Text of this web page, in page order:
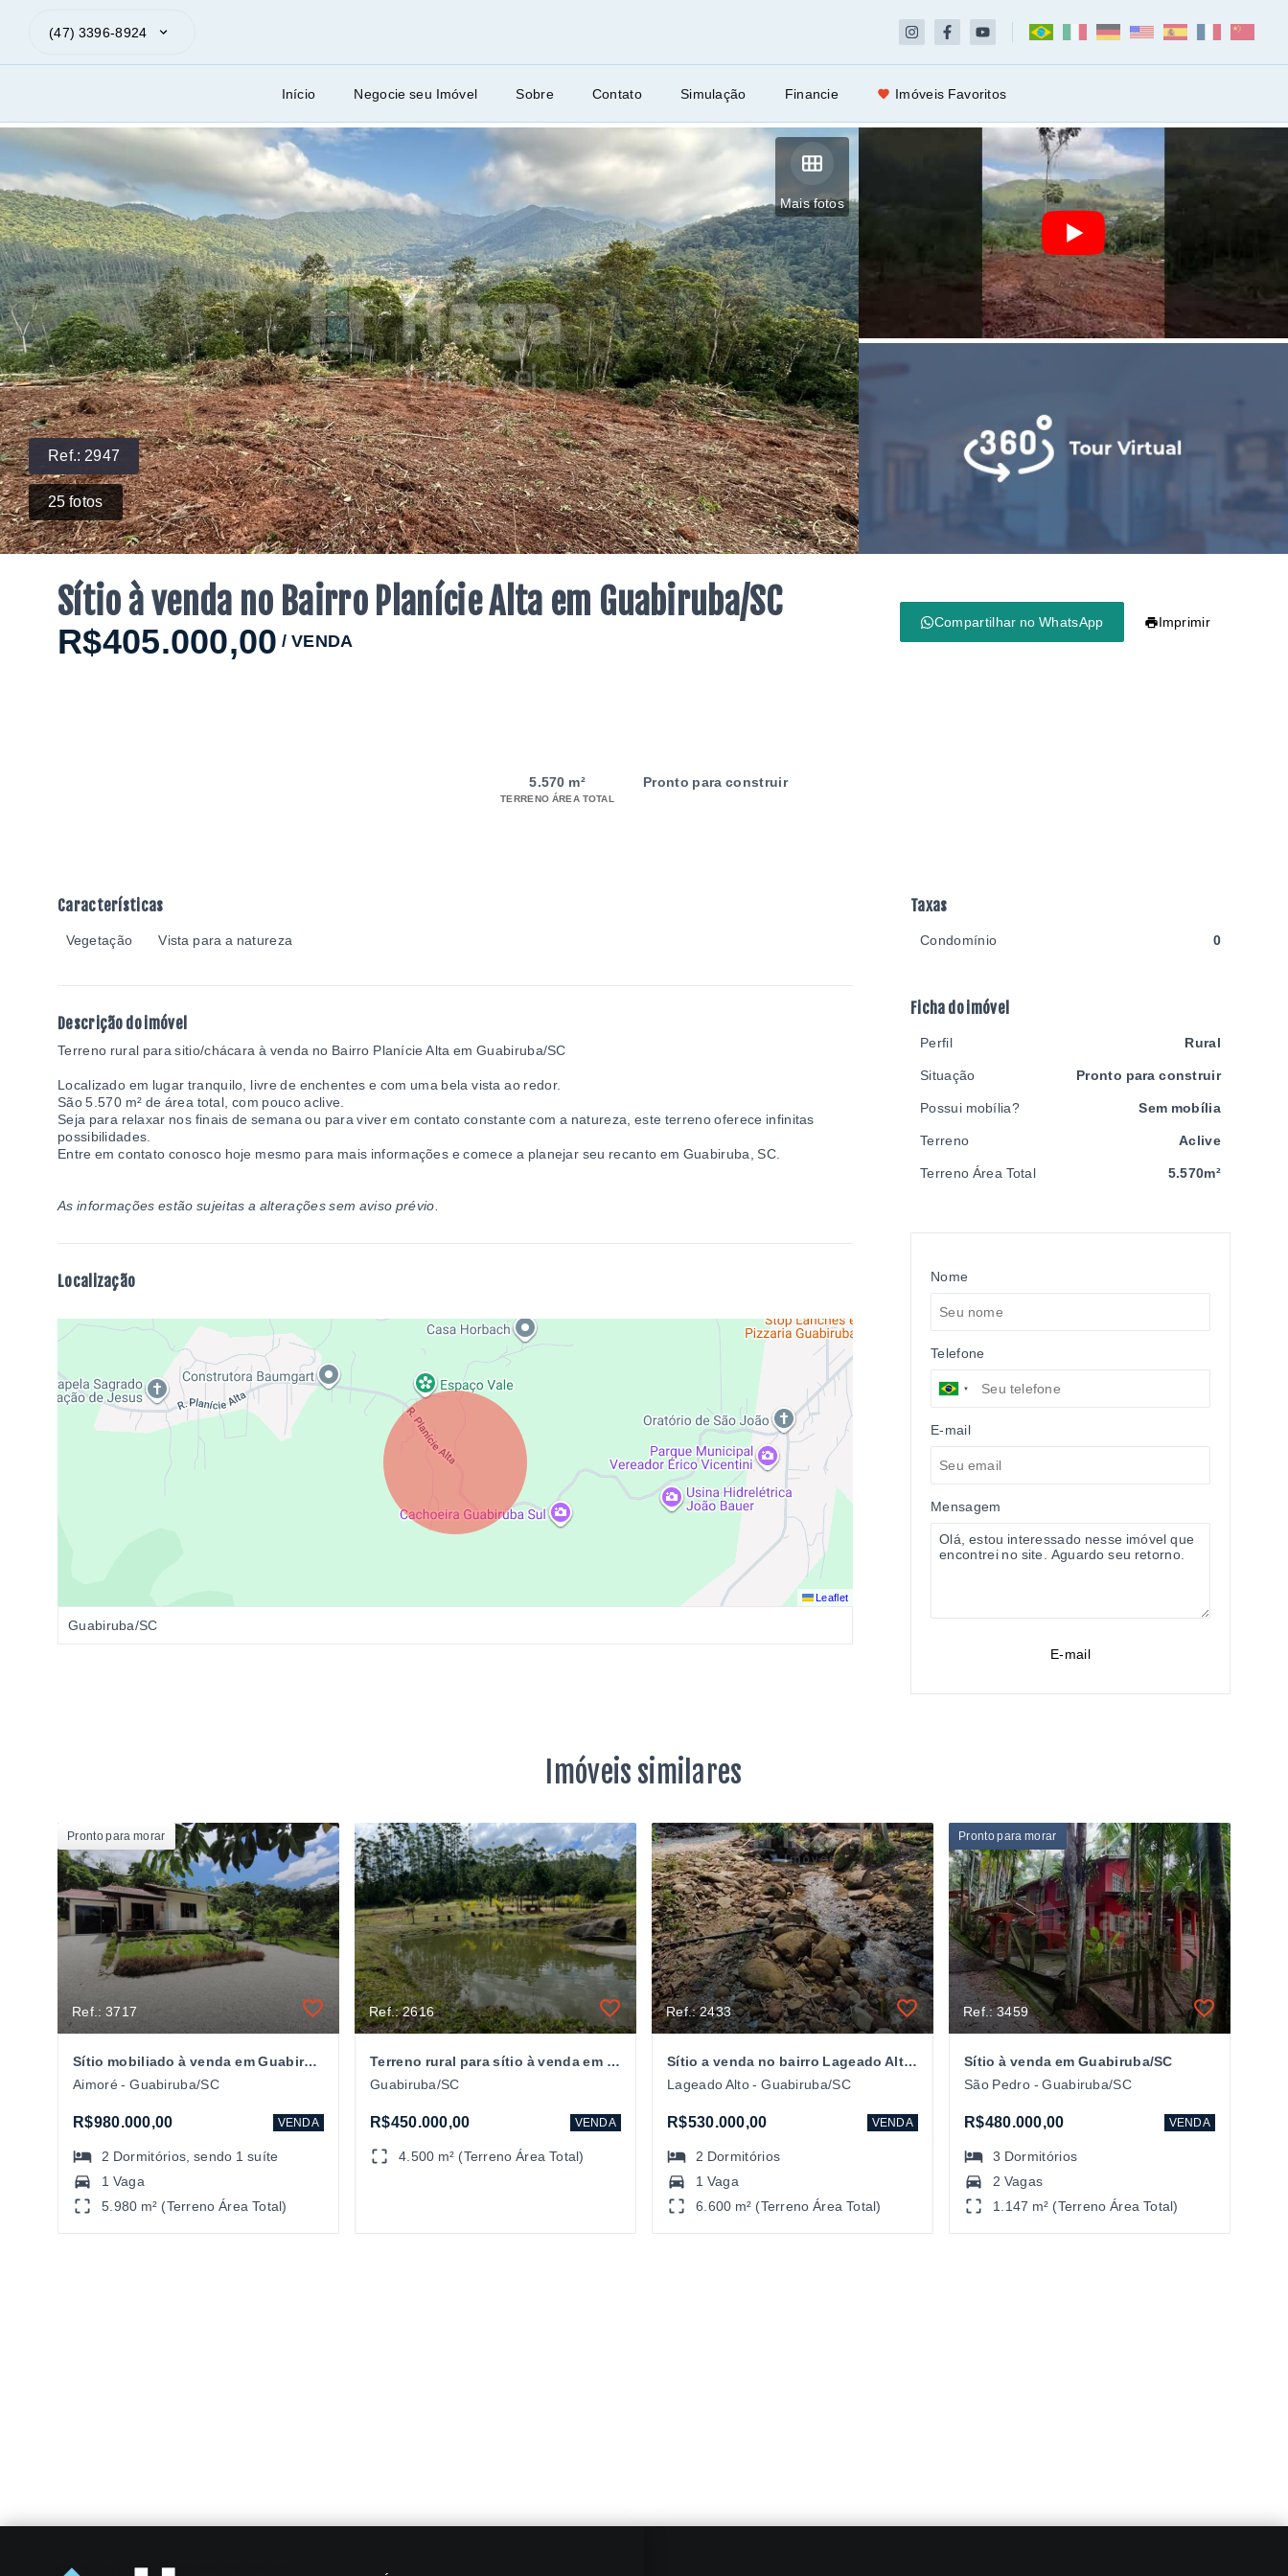
(47) 3396-8924
Início Negocie seu Imóvel Sobre Contato Simulação Financie Imóveis Favoritos
Ref.: 2947
25fotos
Mais fotos
Sítio à venda no Bairro Planície Alta em Guabiruba/SC
R$405.000,00 /VENDA
Compartilhar no WhatsApp Imprimir
5.570 m²
TERRENO ÁREA TOTAL
Pronto para construir
Características
Vegetação Vista para a natureza
Descrição do imóvel
Terreno rural para sitio/chácara à venda no Bairro Planície Alta em Guabiruba/SC
Localizado em lugar tranquilo, livre de enchentes e com uma bela vista ao redor.
São 5.570 m² de área total, com pouco aclive.
Seja para relaxar nos finais de semana ou para viver em contato constante com a natureza, este terreno oferece infinitas
possibilidades.
Entre em contato conosco hoje mesmo para mais informações e comece a planejar seu recanto em Guabiruba, SC.
As informações estão sujeitas a alterações sem aviso prévio.
Localização
Leaflet
Guabiruba/SC
Taxas
Condomínio 0
Ficha do imóvel
Perfil Rural
Situação Pronto para construir
Possui mobília? Sem mobília
Terreno Aclive
Terreno Área Total 5.570m²
Nome
Telefone
E-mail
Mensagem
E-mail
Imóveis similares
Pronto para morar
Ref.: 3717
Sítio mobiliado à venda em Guabiruba/SC
Aimoré - Guabiruba/SC
R$980.000,00 VENDA
2 Dormitórios , sendo 1 suíte
1 Vaga
5.980 m² (Terreno Área Total)
Ref.: 2616
Terreno rural para sítio à venda em Guabiruba/SC
Guabiruba/SC
R$450.000,00 VENDA
4.500 m² (Terreno Área Total)
Ref.: 2433
Sítio a venda no bairro Lageado Alto em Guabiruba/SC
Lageado Alto - Guabiruba/SC
R$530.000,00 VENDA
2 Dormitórios
1 Vaga
6.600 m² (Terreno Área Total)
Pronto para morar
Ref.: 3459
Sítio à venda em Guabiruba/SC
São Pedro - Guabiruba/SC
R$480.000,00 VENDA
3 Dormitórios
2 Vagas
1.147 m² (Terreno Área Total)